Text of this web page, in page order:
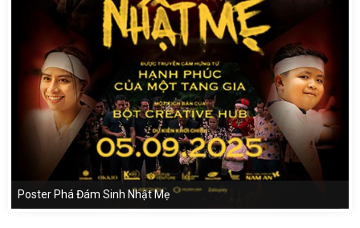
Poster Phá Đám Sinh Nhật Mẹ